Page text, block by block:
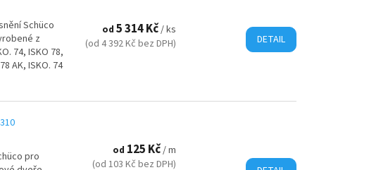
Schüco
z
74, ISKO 78,
AK, ISKO. 74
od 5 314 Kč/ ks
(od 4 392 Kč bez DPH)
DETAIL
pro
od 125 Kč/ m
(od 103 Kč bez DPH)